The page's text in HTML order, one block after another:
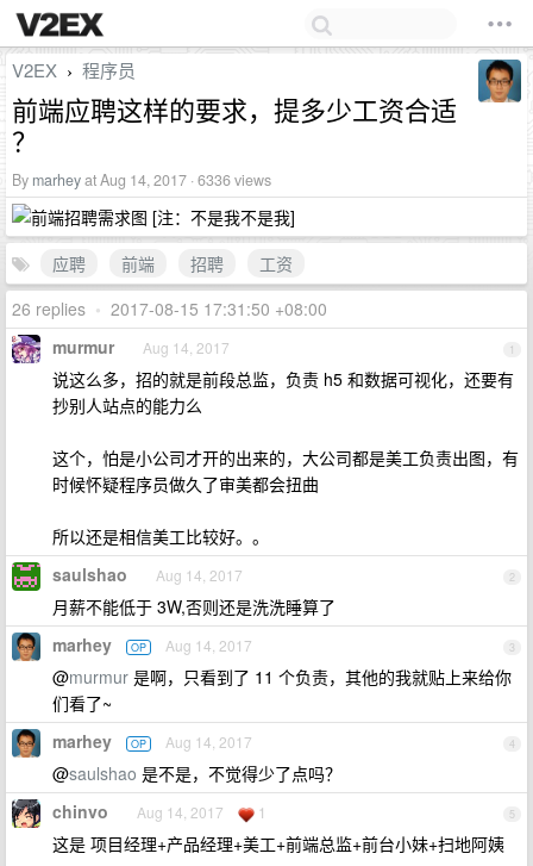
V2EX › 程序员
前端应聘这样的要求，提多少工资合适
？
By marheyat Aug 14, 2017 · 6336 views
[注：不是我不是我]
应聘
前端 招聘
工资
26 replies • 2017-08-15 17:31:50 +08:00
1
murmur Aug 14, 2017
说这么多，招的就是前段总监，负责 h5 和数据可视化，还要有
抄别人站点的能力么
这个，怕是小公司才开的出来的，大公司都是美工负责出图，有
时候怀疑程序员做久了审美都会扭曲
所以还是相信美工比较好。。
2
saulshao Aug 14, 2017
月薪不能低于 3W,否则还是洗洗睡算了
3
marhey OP Aug 14, 2017
@murmur 是啊，只看到了 11 个负责，其他的我就贴上来给你
们看了~
4
marhey OP Aug 14, 2017
@saulshao 是不是，不觉得少了点吗？
5
chinvo Aug 14, 2017 1
这是 项目经理+产品经理+美工+前端总监+前台小妹+扫地阿姨